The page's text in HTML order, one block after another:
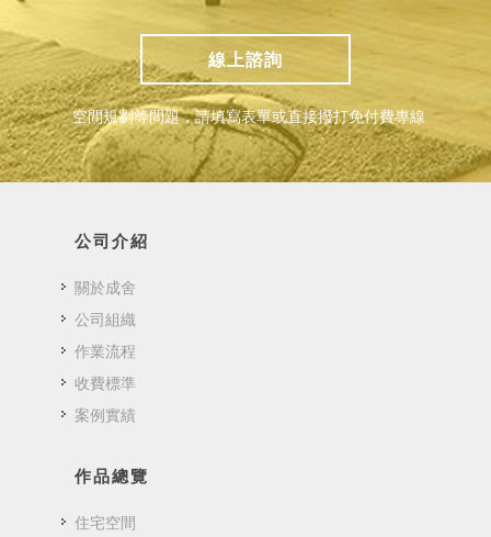
線上諮詢
空間規劃等問題，請填寫表單或直接撥打免付費專線
公司介紹
關於成舍
公司組織
作業流程
收費標準
案例實績
作品總覽
住宅空間